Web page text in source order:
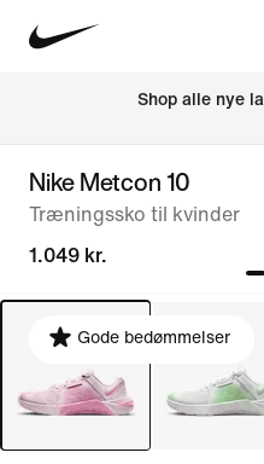
Shop alle nye
Nike Metcon 10
Træningssko til kvinder
1.049 kr.
Gode bedømmelser